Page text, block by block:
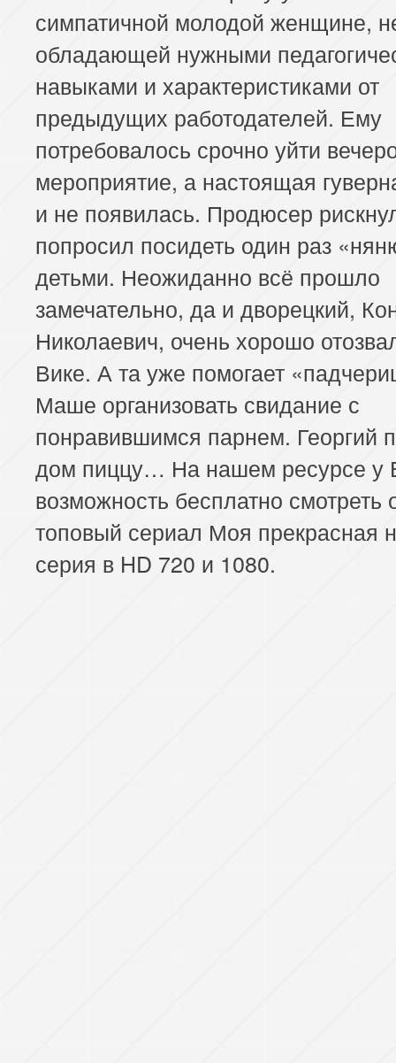
симпатичной молодой женщине,
обладающей нужными
навыками и характеристиками от
предыдущих работодателей. Ему
потребовалось срочно уйти
мероприятие, а настоящая
и не появилась. Продюсер
попросил посидеть один раз
детьми. Неожиданно всё прошло
замечательно, да и дворецкий,
Николаевич, очень хорошо
Вике. А та уже помогает
Маше организовать свидание с
понравившимся парнем. Георгий
дом пиццу… На нашем ресурсе у
возможность бесплатно смотреть
топовый сериал Моя прекрасная
серия в HD 720 и 1080.